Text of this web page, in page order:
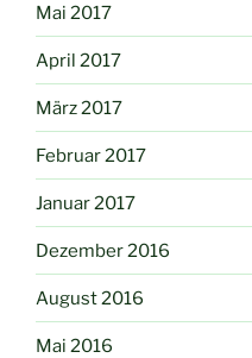
Mai 2017
April 2017
März 2017
Februar 2017
Januar 2017
Dezember 2016
August 2016
Mai 2016